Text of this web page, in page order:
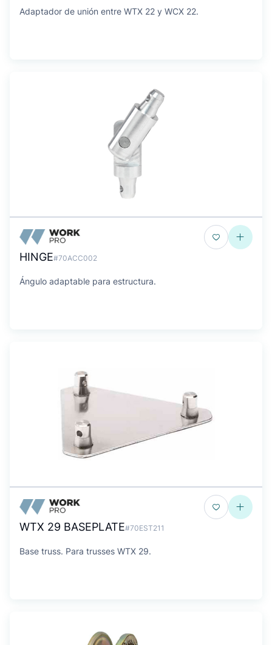
Adaptador de unión entre WTX 22 y WCX 22.
HINGE#70ACC002
Ángulo adaptable para estructura.
WTX 29 BASEPLATE#70EST211
Base truss. Para trusses WTX 29.